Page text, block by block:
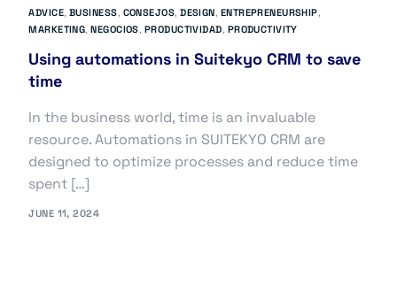
ADVICE,BUSINESS, CONSEJOS,DESIGN, ENTREPRENEURSHIP,
MARKETING,NEGOCIOS, PRODUCTIVIDAD, PRODUCTIVITY
Using automations in Suitekyo CRM to save
time
In the business world, time is an invaluable
resource. Automations in SUITEKYO CRM are
designed to optimize processes and reduce time
spent […]
JUNE 11, 2024